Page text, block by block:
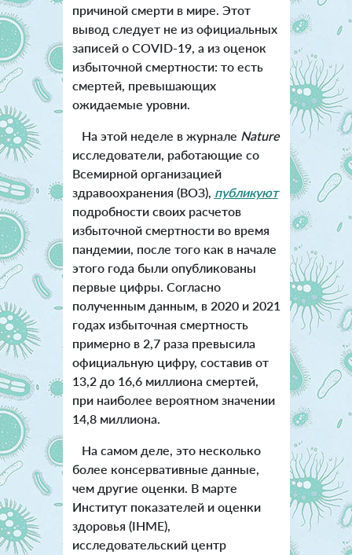
причиной смерти в мире. Этот
вывод следует не из официальных
записей о COVID-19, а из оценок
избыточной смертности: то есть
смертей, превышающих
ожидаемые уровни.
На этой неделе в журнале Nature
исследователи, работающие со
Всемирной организацией
здравоохранения (ВОЗ), публикуют
подробности своих расчетов
избыточной смертности во время
пандемии, после того как в начале
этого года были опубликованы
первые цифры. Согласно
полученным данным, в 2020 и 2021
годах избыточная смертность
примерно в 2,7 раза превысила
официальную цифру, составив от
13,2 до 16,6 миллиона смертей,
при наиболее вероятном значении
14,8 миллиона.
На самом деле, это несколько
более консервативные данные,
чем другие оценки. В марте
Институт показателей и оценки
здоровья (IHME),
исследовательский центр